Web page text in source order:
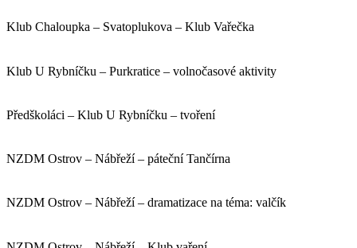
Klub Chaloupka – Svatoplukova – Klub Vařečka
Klub U Rybníčku – Purkratice – volnočasové aktivity
Předškoláci – Klub U Rybníčku – tvoření
NZDM Ostrov – Nábřeží – páteční Tančírna
NZDM Ostrov – Nábřeží – dramatizace na téma: valčík